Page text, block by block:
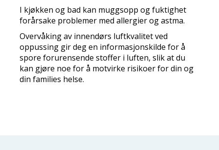
I kjøkken og bad kan muggsopp og fuktighet
forårsake problemer med allergier og astma.
Overvåking av innendørs luftkvalitet ved
oppussing gir deg en informasjonskilde for å
spore forurensende stoffer i luften, slik at du
kan gjøre noe for å motvirke risikoer for din og
din families helse.